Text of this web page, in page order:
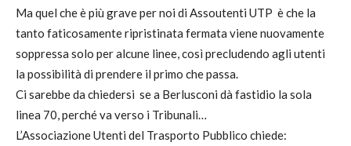
Ma quel che è più grave per noi di Assoutenti UTP è che la
tanto faticosamente ripristinata fermata viene nuovamente
soppressa solo per alcune linee, così precludendo agli utenti
la possibilità di prendere il primo che passa.
Ci sarebbe da chiedersi se a Berlusconi dà fastidio la sola
linea 70, perché va verso i Tribunali…
L’Associazione Utenti del Trasporto Pubblico chiede: